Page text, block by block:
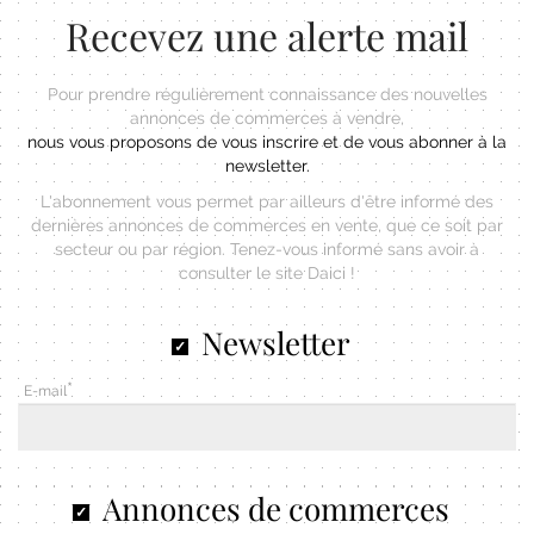
Recevez une alerte mail
Pour prendre régulièrement connaissance des nouvelles
annonces de commerces à vendre,
nous vous proposons de vous inscrire et de vous abonner à la
newsletter.
L'abonnement vous permet par ailleurs d'être informé des
dernières annonces de commerces en vente, que ce soit par
secteur ou par région. Tenez-vous informé sans avoir à
consulter le site Daici !
Newsletter
E-mail
Annonces de commerces